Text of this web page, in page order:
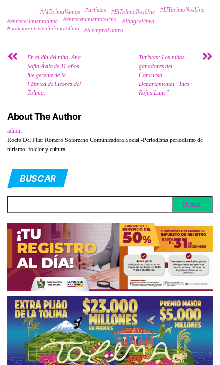
#AlTolimaVamos #artistas #ElTolimaNosUne
#ElTurimoNosUne
#entretenimientotlima
#entretenimientotolima
#IbagueVibra
#noticiasentretenimientotolima
#SiempraFuturo
En el día del niño, Ana
Sofía Ávila de 11 años
fue gerente de la
Fábrica de Licores del
Tolima.
Turistas: Los niños
ganadores del
Concurso
Departamental “Inés
Rojas Luna”
About The Author
admin
Rocio Del Pilar Romero Solorzano Comunicadora Social -Periodistas periodismo de
turismo- folclor y cultura.
BUSCAR